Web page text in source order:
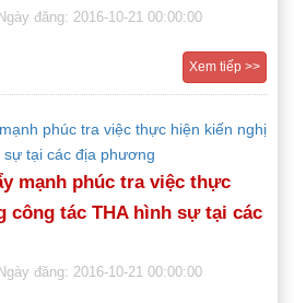
đăng: 2016-10-21 00:00:00
Xem tiếp >>
mạnh phúc tra việc thực
công tác THA hình sự tại các
đăng: 2016-10-21 00:00:00